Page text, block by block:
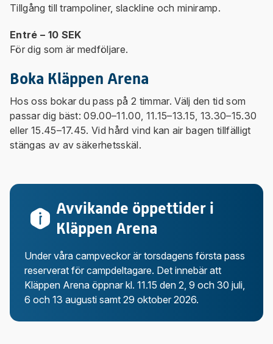
Tillgång till trampoliner, slackline och miniramp.
Entré – 10 SEK
För dig som är medföljare.
Boka Kläppen Arena
Hos oss bokar du pass på 2 timmar. Välj den tid som
passar dig bäst: 09.00–11.00, 11.15–13.15, 13.30–15.30
eller 15.45–17.45. Vid hård vind kan air bagen tillfälligt
stängas av av säkerhetsskäl.
Avvikande öppettider i
Kläppen Arena
Under våra campveckor är torsdagens första pass
reserverat för campdeltagare. Det innebär att
Kläppen Arena öppnar kl. 11.15 den 2, 9 och 30 juli,
6 och 13 augusti samt 29 oktober 2026.